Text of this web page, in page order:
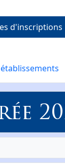
d'inscriptions